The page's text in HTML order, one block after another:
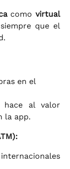
como virtual
que el
en el
hace al valor
la app.